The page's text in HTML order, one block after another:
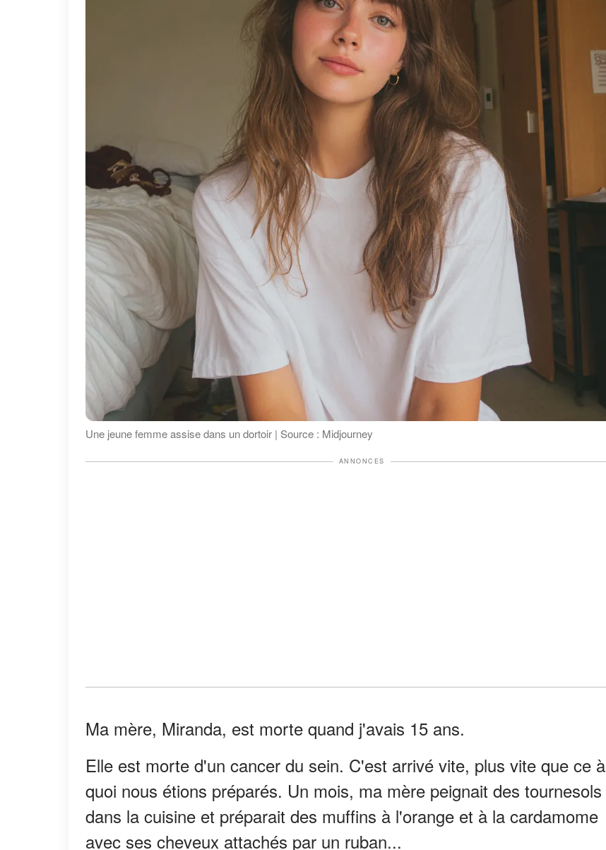
Une jeune femme assise dans un dortoir | Source : Midjourney
ANNONCES
Ma mère, Miranda, est morte quand j'avais 15 ans.
Elle est morte d'un cancer du sein. C'est arrivé vite, plus vite que ce à
quoi nous étions préparés. Un mois, ma mère peignait des tournesols
dans la cuisine et préparait des muffins à l'orange et à la cardamome
avec ses cheveux attachés par un ruban...